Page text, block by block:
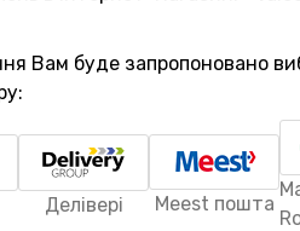
Вам буде запропоновано
Делівері Meest пошта